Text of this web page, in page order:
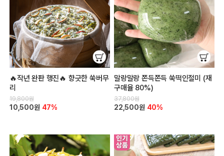
🔥작년 완판 행진🔥 향긋한 쑥버무
리
19,800원
10,500원 47%
말랑말랑 쫀득쫀득 쑥떡인절미 (재
구매율 80%)
37,800원
22,500원 40%